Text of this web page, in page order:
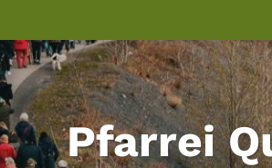
Pfarrei